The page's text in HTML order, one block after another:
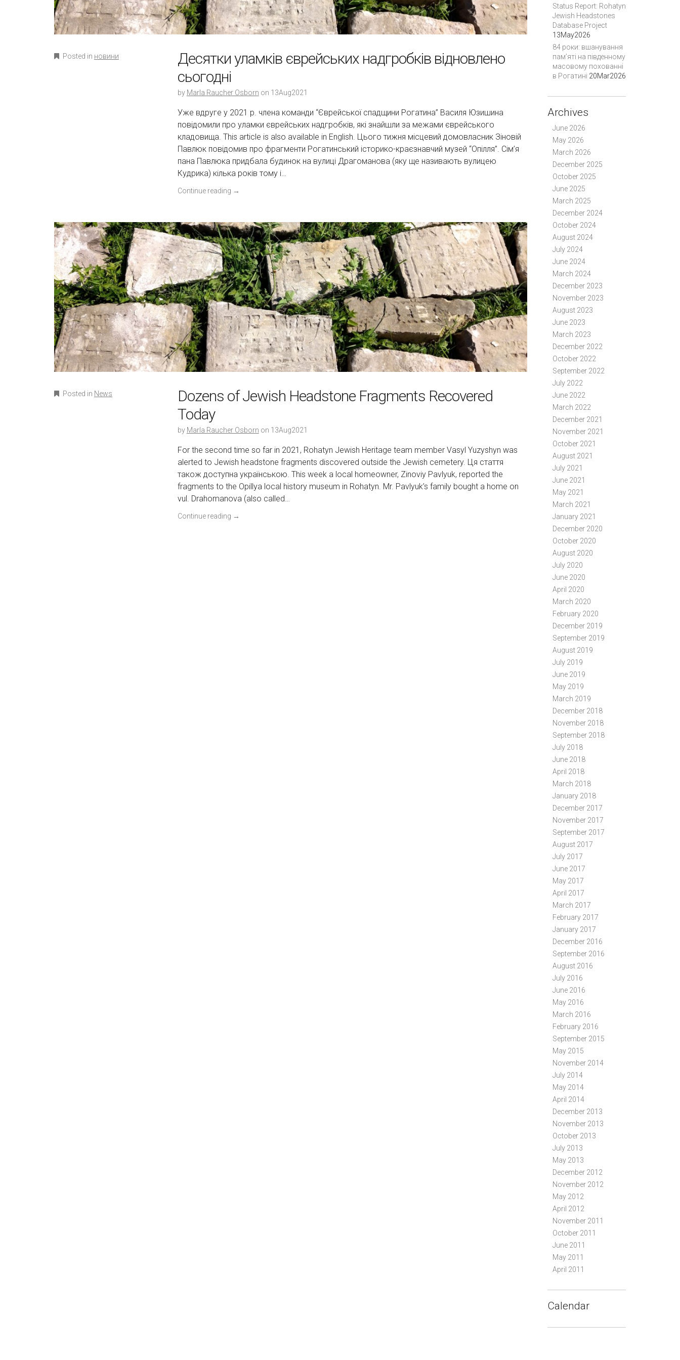
Posted in новини
Десятки уламків єврейських надгробків відновлено
сьогодні
by Marla Raucher Osborn on 13Aug2021
Уже вдруге у 2021 р. члена команди “Єврейської спадщини Рогатина” Василя Юзишина
повідомили про уламки єврейських надгробків, які знайшли за межами єврейського
кладовища. This article is also available in English. Цього тижня місцевий домовласник Зіновій
Павлюк повідомив про фрагменти Рогатинський історико-краєзнавчий музей “Опілля”. Сім’я
пана Павлюка придбала будинок на вулиці Драгоманова (яку ще називають вулицею
Кудрика) кілька років тому і…
Continue reading →
Posted in News
Dozens of Jewish Headstone Fragments Recovered
Today
by Marla Raucher Osborn on 13Aug2021
For the second time so far in 2021, Rohatyn Jewish Heritage team member Vasyl Yuzyshyn was
alerted to Jewish headstone fragments discovered outside the Jewish cemetery. Ця стаття
також доступна українською. This week a local homeowner, Zinoviy Pavlyuk, reported the
fragments to the Opillya local history museum in Rohatyn. Mr. Pavlyuk’s family bought a home on
vul. Drahomanova (also called…
Continue reading →
Status Report: Rohatyn
Jewish Headstones
Database Project
13May2026
84 роки: вшанування
пам’яті на південному
масовому похованні
в Рогатині 20Mar2026
Archives
June 2026
May 2026
March 2026
December 2025
October 2025
June 2025
March 2025
December 2024
October 2024
August 2024
July 2024
June 2024
March 2024
December 2023
November 2023
August 2023
June 2023
March 2023
December 2022
October 2022
September 2022
July 2022
June 2022
March 2022
December 2021
November 2021
October 2021
August 2021
July 2021
June 2021
May 2021
March 2021
January 2021
December 2020
October 2020
August 2020
July 2020
June 2020
April 2020
March 2020
February 2020
December 2019
September 2019
August 2019
July 2019
June 2019
May 2019
March 2019
December 2018
November 2018
September 2018
July 2018
June 2018
April 2018
March 2018
January 2018
December 2017
November 2017
September 2017
August 2017
July 2017
June 2017
May 2017
April 2017
March 2017
February 2017
January 2017
December 2016
September 2016
August 2016
July 2016
June 2016
May 2016
March 2016
February 2016
September 2015
May 2015
November 2014
July 2014
May 2014
April 2014
December 2013
November 2013
October 2013
July 2013
May 2013
December 2012
November 2012
May 2012
April 2012
November 2011
October 2011
June 2011
May 2011
April 2011
Calendar